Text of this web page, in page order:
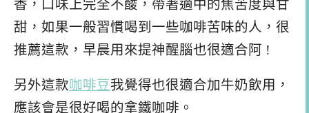
香，口味上完全不酸，帶著適中的焦苦度與甘
甜，如果一般習慣喝到一些咖啡苦味的人，很
推薦這款，早晨用來提神醒腦也很適合阿 !
另外這款咖啡豆我覺得也很適合加牛奶飲用，
應該會是很好喝的拿鐵咖啡。